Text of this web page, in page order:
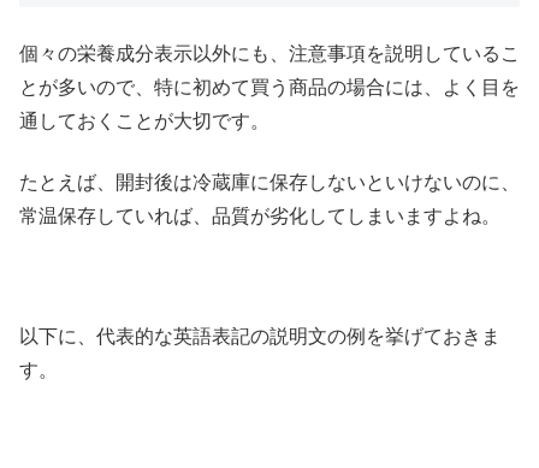
個々の栄養成分表示以外にも、注意事項を説明しているこ
とが多いので、特に初めて買う商品の場合には、よく目を
通しておくことが大切です。
たとえば、開封後は冷蔵庫に保存しないといけないのに、
常温保存していれば、品質が劣化してしまいますよね。
以下に、代表的な英語表記の説明文の例を挙げておきま
す。